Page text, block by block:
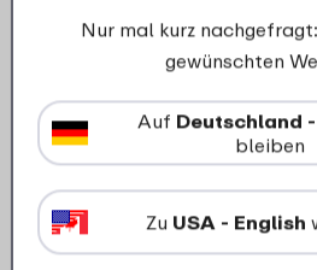
4 Farben
20
Details
Mengenrabatt
Nur mal kurz
gewünschten
Auf Deutschland
bleiben
Zu USA - English